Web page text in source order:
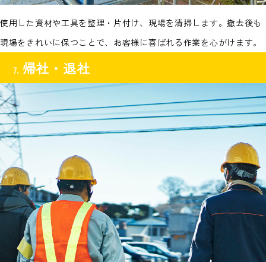
使用した資材や工具を整理・片付け、現場を清掃します。撤去後も
現場をきれいに保つことで、お客様に喜ばれる作業を心がけます。
7. 帰社・退社